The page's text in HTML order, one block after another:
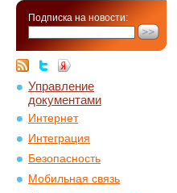
Подписка на новости:
Управление
документами
Интернет
Интеграция
Безопасность
Мобильная связь